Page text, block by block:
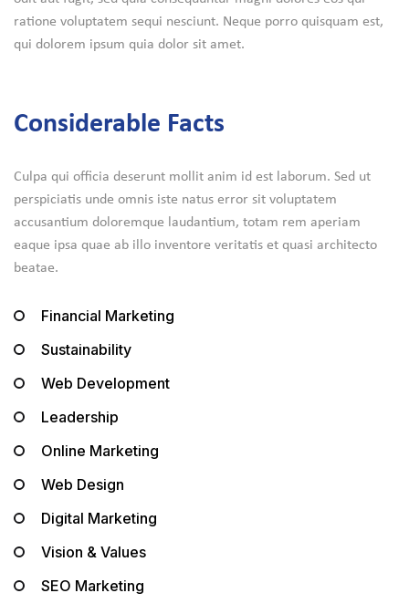
ratione voluptatem sequi nesciunt. Neque porro quisquam est,
qui dolorem ipsum quia dolor sit amet.
Considerable Facts
Culpa qui officia deserunt mollit anim id est laborum. Sed ut
perspiciatis unde omnis iste natus error sit voluptatem
accusantium doloremque laudantium, totam rem aperiam
eaque ipsa quae ab illo inventore veritatis et quasi architecto
beatae.
Financial Marketing
Sustainability
Web Development
Leadership
Online Marketing
Web Design
Digital Marketing
Vision & Values
SEO Marketing